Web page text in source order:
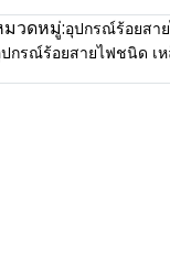
วดหมู่:อุปกรณ์ร้อยสา
กรณ์ร้อยสายไฟชนิด เ